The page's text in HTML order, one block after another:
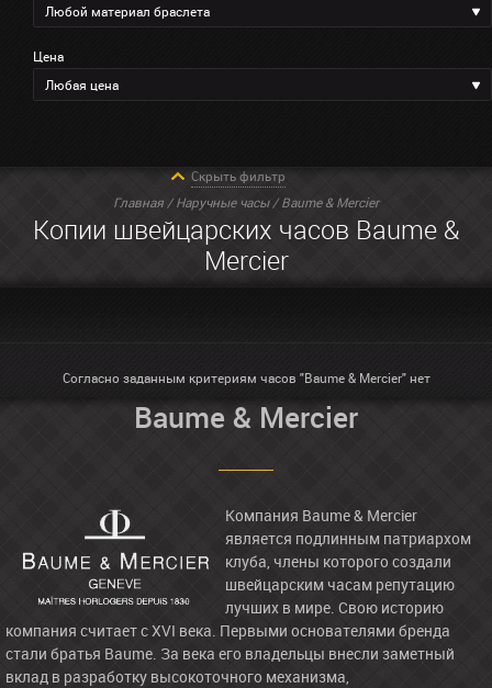
Любой материал браслета
Цена
Любая цена
Главная /Наручные часы/ Baume & Mercier
Копии швейцарских часов Baume &
Mercier
Скрыть фильтр
Согласно заданным критериям часов "Baume & Mercier" нет
Baume & Mercier
Компания Baume & Mercier
является подлинным патриархом
клуба, члены которого создали
швейцарским часам репутацию
лучших в мире. Свою историю
компания считает с XVI века. Первыми основателями бренда
стали братья Baume. За века его владельцы внесли заметный
вклад в разработку высокоточного механизма,